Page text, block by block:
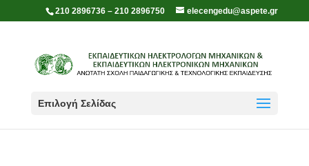
210 2896736 – 210 2896750 elecengedu@aspete.gr
Επιλογή Σελίδας